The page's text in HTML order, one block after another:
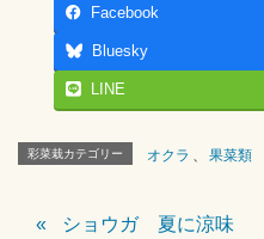
Facebook
Bluesky
LINE
彩菜栽カテゴリー オクラ 、 果菜類
ショウガ 夏に涼味